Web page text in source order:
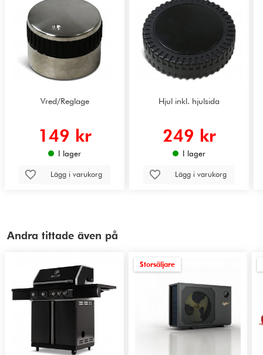
Vred/Reglage
149 kr
I lager
Lägg i varukorg
Hjul inkl. hjulsida
249 kr
I lager
Lägg i varukorg
Andra tittade även på
Storsäljare